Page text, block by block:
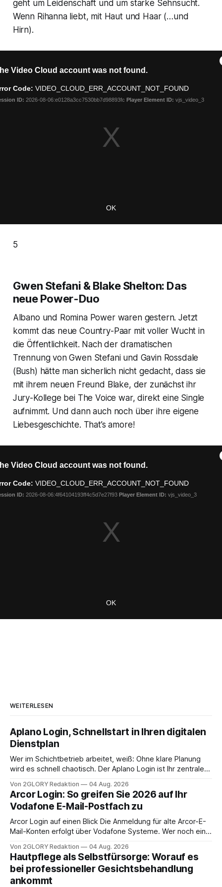
geht um Leidenschaft und um starke Sehnsucht.
Wenn Rihanna liebt, mit Haut und Haar (…und
Hirn).
5
Gwen Stefani & Blake Shelton: Das
neue Power-Duo
Albano und Romina Power waren gestern. Jetzt
kommt das neue Country-Paar mit voller Wucht in
die Öffentlichkeit. Nach der dramatischen
Trennung von Gwen Stefani und Gavin Rossdale
(Bush) hätte man sicherlich nicht gedacht, dass sie
mit ihrem neuen Freund Blake, der zunächst ihr
Jury-Kollege bei The Voice war, direkt eine Single
aufnimmt. Und dann auch noch über ihre eigene
Liebesgeschichte. That’s amore!
WEITERLESEN
Aplano Login, Schnellstart in Ihren digitalen
Dienstplan
Wer im Schichtbetrieb arbeitet, weiß: Ohne klare Planung
wird es schnell chaotisch. Der Aplano Login ist Ihr zentraler
abwesenheiten und die gesamte kommunikation rund um
Ihr personal digital zu organisieren. In diesem Leitfaden
erfahren Sie alles, was Sie für einen reibungslosen Einstieg
brauchen, von der Registrierung
Von 2GLORY Redaktion 04 Aug. 2026
Arcor Login: So greifen Sie 2026 auf Ihr
Vodafone E-Mail-Postfach zu
Arcor Login auf einen Blick Die Anmeldung für alte Arcor-E-
Mail-Konten erfolgt über Vodafone Systeme. Wer noch eine
besitzt, loggt sich heute über das Vodafone E-Mail & Cloud
Portal ein. Der klassische Arcor Login über mail.
Von 2GLORY Redaktion 04 Aug. 2026
Hautpflege als Selbstfürsorge: Worauf es
bei professioneller Gesichtsbehandlung
ankommt